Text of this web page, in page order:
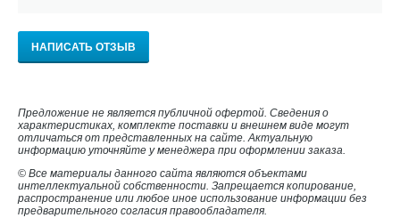
НАПИСАТЬ ОТЗЫВ
Предложение не является публичной офертой. Сведения о
характеристиках, комплекте поставки и внешнем виде могут
отличаться от представленных на сайте. Актуальную
информацию уточняйте у менеджера при оформлении заказа.
© Все материалы данного сайта являются объектами
интеллектуальной собственности. Запрещается копирование,
распространение или любое иное использование информации без
предварительного согласия правообладателя.